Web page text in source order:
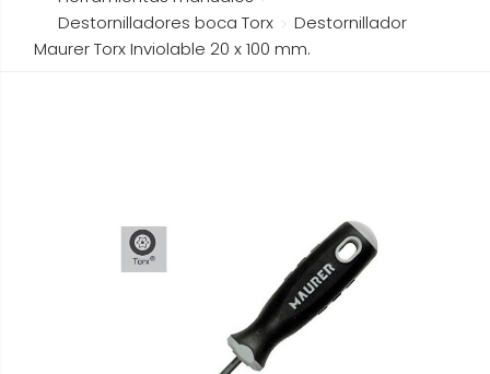
Destornilladores boca Torx
Destornillador
Maurer Torx Inviolable 20 x 100 mm.